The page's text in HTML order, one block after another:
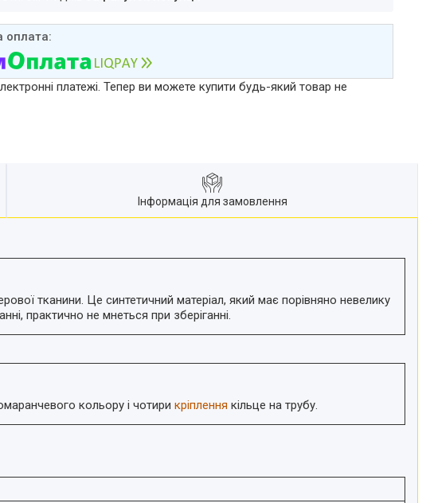
платежі. Тепер ви можете купити будь-який товар не
Інформація для замовлення
тканини. Це синтетичний матеріал, який має порівняно невелику
практично не мнеться при зберіганні.
кольору і чотири кріплення кільце на трубу.